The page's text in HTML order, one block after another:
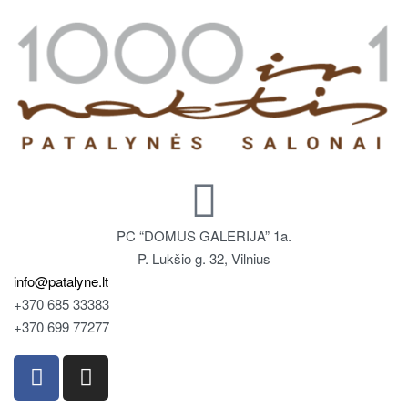
PC “DOMUS GALERIJA” 1a.
P. Lukšio g. 32, Vilnius
info@patalyne.lt
+370 685 33383
+370 699 77277